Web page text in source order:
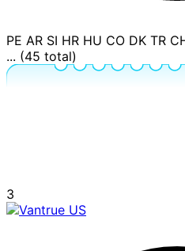
PE AR SI HR HU CO DK TR
... (45 total)
3